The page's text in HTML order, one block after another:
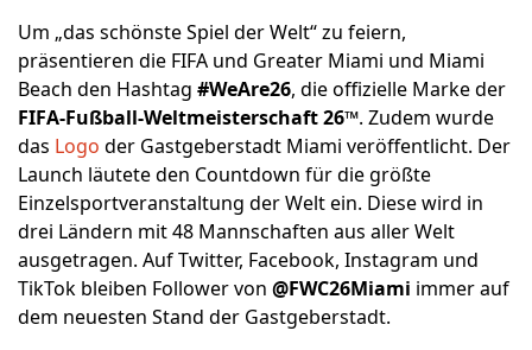
Um „das schönste Spiel der Welt“ zu feiern,
präsentieren die FIFA und Greater Miami und Miami
Beach den Hashtag #WeAre26, die offizielle Marke der
FIFA-Fußball-Weltmeisterschaft 26™. Zudem wurde
das Logo der Gastgeberstadt Miami veröffentlicht. Der
Launch läutete den Countdown für die größte
Einzelsportveranstaltung der Welt ein. Diese wird in
drei Ländern mit 48 Mannschaften aus aller Welt
ausgetragen. Auf Twitter, Facebook, Instagram und
TikTok bleiben Follower von @FWC26Miami immer auf
dem neuesten Stand der Gastgeberstadt.